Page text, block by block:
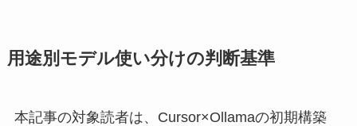
用途別モデル使い分けの判断基準
本記事の対象読者は、Cursor×Ollamaの初期構築